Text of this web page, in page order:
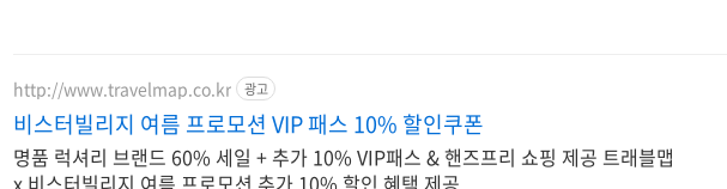
http://www.travelmap.co.kr 광고
비스터빌리지 여름 프로모션 VIP 패스 10% 할인쿠폰
명품 럭셔리 브랜드 60% 세일 + 추가 10% VIP패스 & 핸즈프리 쇼핑 제공 트래블맵